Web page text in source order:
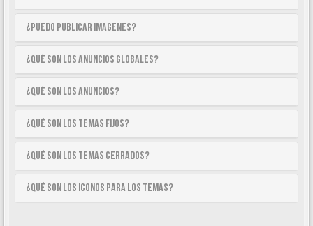
¿Puedo publicar imagenes?
¿Qué son los anuncios globales?
¿Qué son los anuncios?
¿Qué son los temas fijos?
¿Qué son los temas cerrados?
¿Qué son los iconos para los temas?